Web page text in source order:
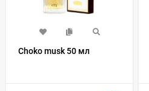
Choko musk 50 мл